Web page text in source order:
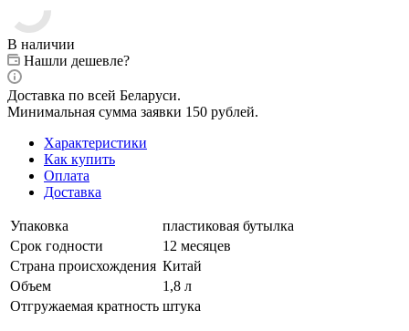
В наличии
Нашли дешевле?
Доставка по всей Беларуси.
Минимальная сумма заявки 150 рублей.
Характеристики
Как купить
Оплата
Доставка
Упаковка
пластиковая бутылка
Срок годности
12 месяцев
Страна происхождения Китай
Объем
1,8 л
Отгружаемая кратность штука